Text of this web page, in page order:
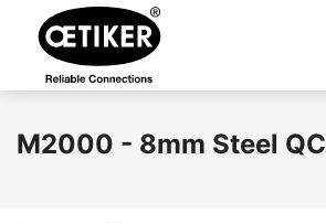
M2000 - 8mm Steel QC